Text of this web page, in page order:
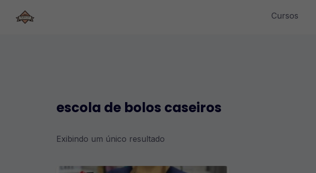
Cursos
escola de bolos caseiros
Exibindo um único resultado